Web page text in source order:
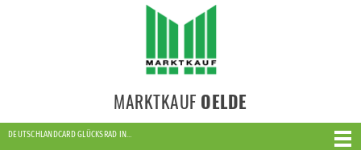
MARKTKAUF OELDE
DEUTSCHLANDCARD GLÜCKSRAD IN…